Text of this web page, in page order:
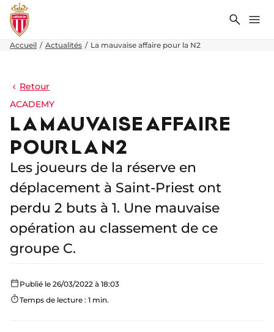
Accueil Actualités La mauvaise affaire pour la N2
Retour
ACADEMY
LA MAUVAISE AFFAIRE
POUR LA N2
Les joueurs de la réserve en
déplacement à Saint-Priest ont
perdu 2 buts à 1. Une mauvaise
opération au classement de ce
groupe C.
Publié le 26/03/2022 à 18:03
Temps de lecture : 1 min.